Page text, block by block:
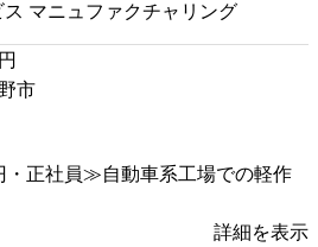
マニュファクチャリング
円
市
・正社員≫自動車系工場での軽作
詳細を表示